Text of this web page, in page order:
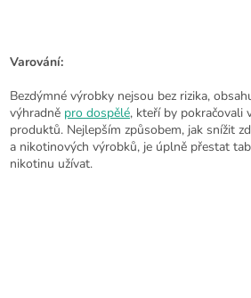
Varování:
Bezdýmné výrobky nejsou bez rizika,
výhradně pro dospělé, kteří by pokračovali
produktů. Nejlepším způsobem, jak snížit
a nikotinových výrobků, je úplně přestat
nikotinu užívat.